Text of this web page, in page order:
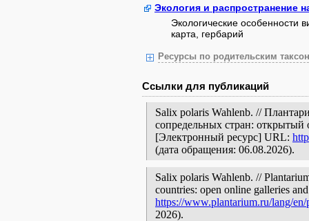
Экология и распространение
Экологические особенности
карта, гербарий
Ресурсы по родительским
Ссылки для публикаций
Salix polaris Wahlenb. //
сопредельных стран: открытый
[Электронный ресурс] URL:
(дата обращения: 06.08.2026).
Salix polaris Wahlenb. //
countries: open online galleries
https://www.plantarium.ru/lang/
2026).